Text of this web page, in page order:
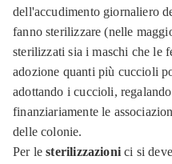
dell'accudimento giornaliero
fanno sterilizzare (nelle
sterilizzati sia i maschi che le
adozione quanti più cuccioli
adottando i cuccioli,
finanziariamente le
delle colonie.
Per lesterilizzazionici si